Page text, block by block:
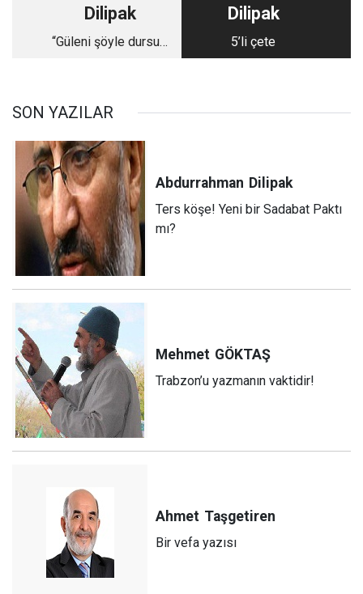
Dilipak
“Güleni şöyle dursun,
Dilipak
5’li çete
SON YAZILAR
Abdurrahman Dilipak
Ters köşe! Yeni bir Sadabat Paktı
mı?
Mehmet GÖKTAŞ
Trabzon’u yazmanın vaktidir!
Ahmet Taşgetiren
Bir vefa yazısı